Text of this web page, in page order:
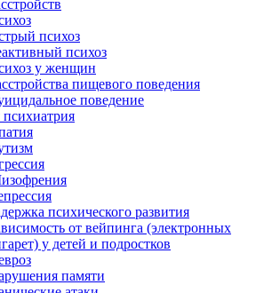
психоз
психоз
у женщин
пищевого поведения
поведение
психиатрия
психического развития
от вейпинга (электронных
у детей и подростков
памяти